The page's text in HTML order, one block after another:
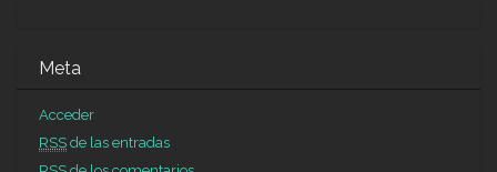
Shark tank diet pill investment
Stomach cramps while dieting
Meta
Acceder
RSS de las entradas